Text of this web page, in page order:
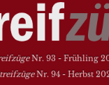
Nr. 93 - Frühling
Nr. 94 - Herbst